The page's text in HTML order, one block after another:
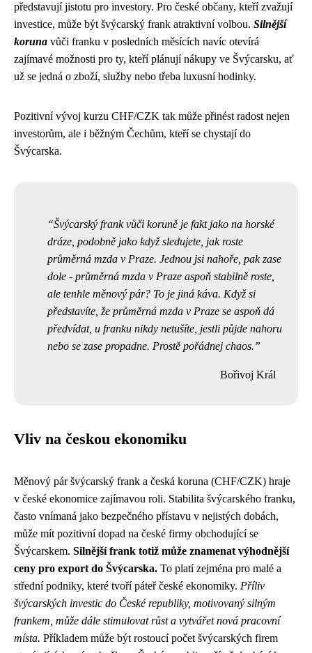
představují jistotu pro investory. Pro české občany, kteří zvažují
investice, může být švýcarský frank atraktivní volbou. Silnější
koruna vůči franku v posledních měsících navíc otevírá
zajímavé možnosti pro ty, kteří plánují nákupy ve Švýcarsku, ať
už se jedná o zboží, služby nebo třeba luxusní hodinky.
Pozitivní vývoj kurzu CHF/CZK tak může přinést radost nejen
investorům, ale i běžným Čechům, kteří se chystají do
Švýcarska.
Švýcarský frank vůči koruně je fakt jako na horské
dráze, podobně jako když sledujete, jak roste
průměrná mzda v Praze. Jednou jsi nahoře, pak zase
dole - průměrná mzda v Praze aspoň stabilně roste,
ale tenhle měnový pár? To je jiná káva. Když si
představíte, že průměrná mzda v Praze se aspoň dá
předvídat, u franku nikdy netušíte, jestli půjde nahoru
nebo se zase propadne. Prostě pořádnej chaos.
Bořivoj Král
Vliv na českou ekonomiku
Měnový pár švýcarský frank a česká koruna (CHF/CZK) hraje
v české ekonomice zajímavou roli. Stabilita švýcarského franku,
často vnímaná jako bezpečného přístavu v nejistých dobách,
může mít pozitivní dopad na české firmy obchodující se
Švýcarskem. Silnější frank totiž může znamenat výhodnější
ceny pro export do Švýcarska. To platí zejména pro malé a
střední podniky, které tvoří páteř české ekonomiky. Příliv
švýcarských investic do České republiky, motivovaný silným
frankem, může dále stimulovat růst a vytvářet nová pracovní
místa. Příkladem může být rostoucí počet švýcarských firem